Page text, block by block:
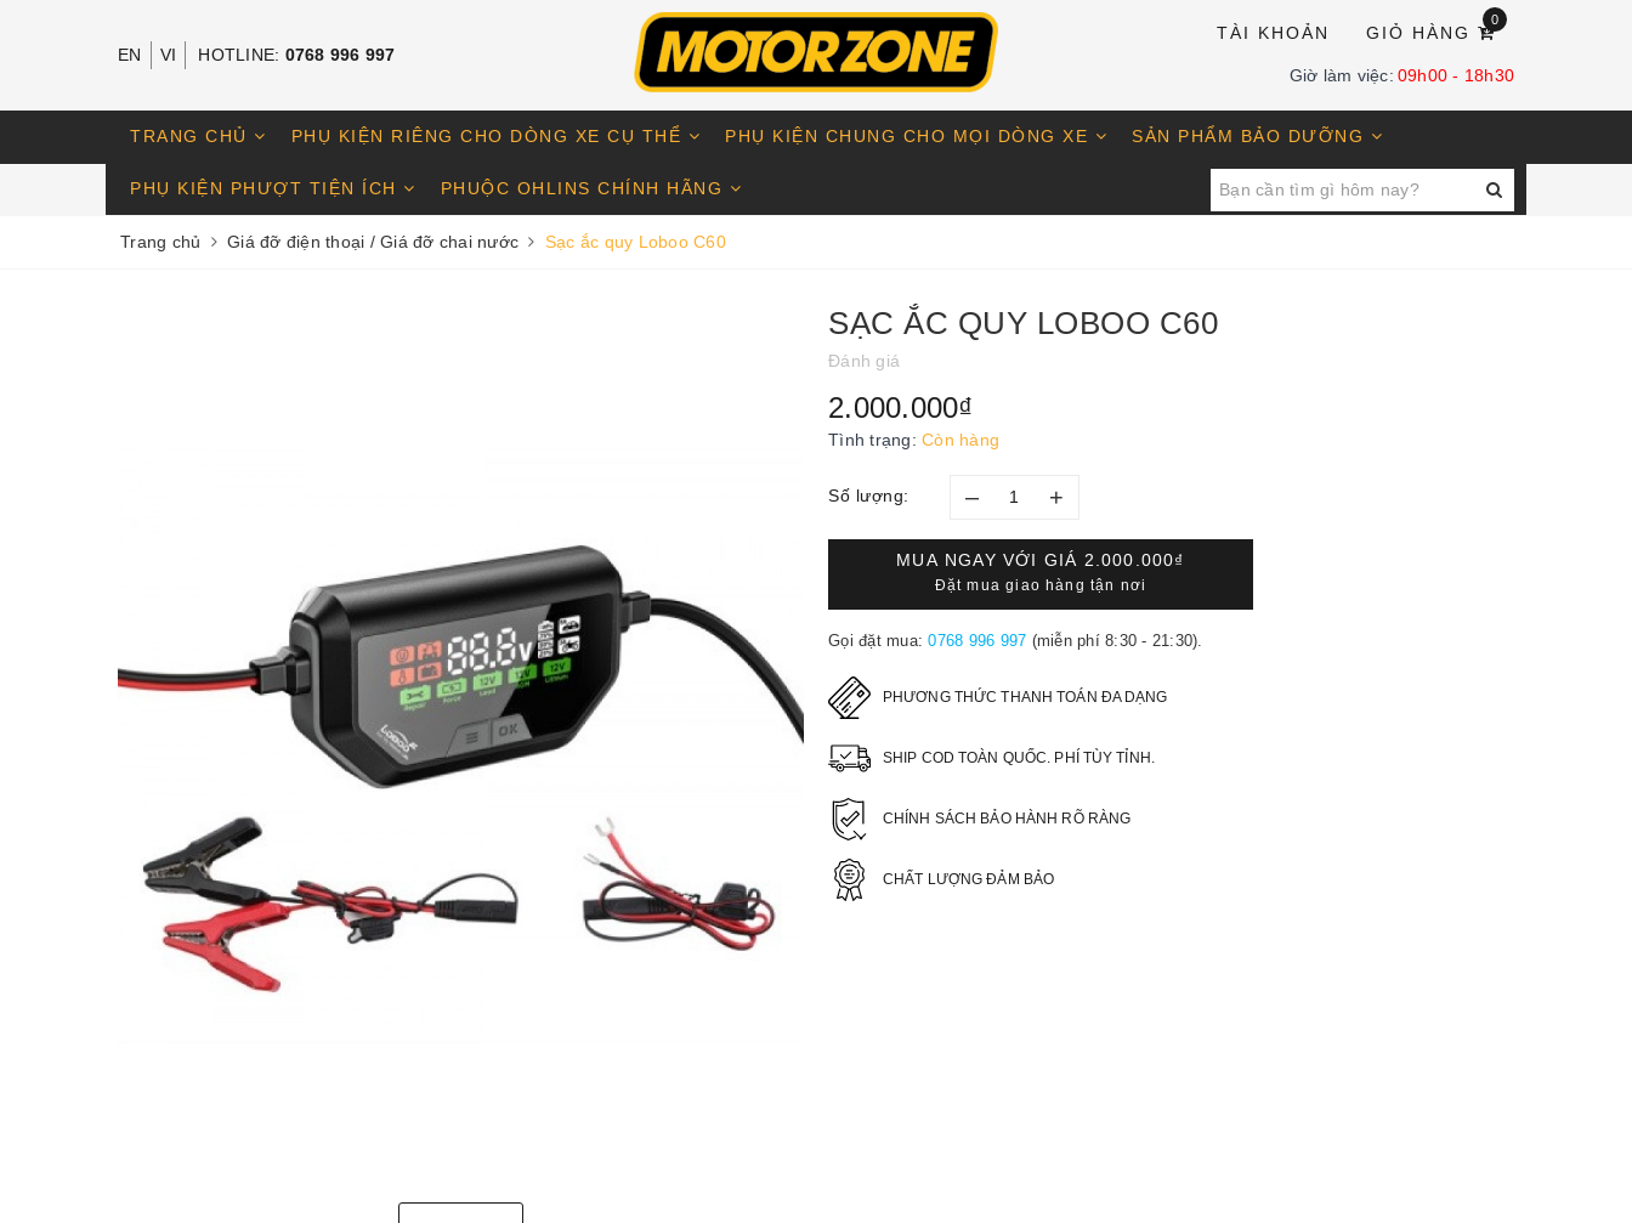
EN VI HOTLINE: 0768 996 997
TÀI KHOẢN GIỎ HÀNG
0
Giờ làm việc: 09h00 - 18h30
TRANG CHỦ PHỤ KIỆN RIÊNG CHO DÒNG XE CỤ THỂ PHỤ KIỆN CHUNG CHO MỌI DÒNG XE SẢN PHẨM BẢO DƯỠNG
PHỤ KIỆN PHƯỢT TIỆN ÍCH PHUỘC OHLINS CHÍNH HÃNG
Trang chủ Giá đỡ điện thoại / Giá đỡ chai nước Sạc ắc quy Loboo C60
SẠC ẮC QUY LOBOO C60
Đánh giá
2.000.000₫
Tình trạng: Còn hàng
Số lượng: – +
MUA NGAY VỚI GIÁ 2.000.000₫
Đặt mua giao hàng tận nơi
Gọi đặt mua:0768 996 997 (miễn phí 8:30 - 21:30).
PHƯƠNG THỨC THANH TOÁN ĐA DẠNG
SHIP COD TOÀN QUỐC. PHÍ TÙY TỈNH.
CHÍNH SÁCH BẢO HÀNH RÕ RÀNG
CHẤT LƯỢNG ĐẢM BẢO